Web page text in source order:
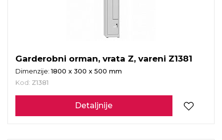
Garderobni orman, vrata Z, vareni Z1381
Dimenzije:1800 x 300 x 500 mm
Kod: Z1381
Detaljnije